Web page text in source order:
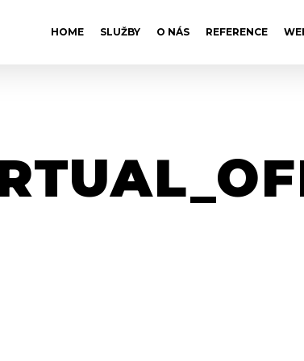
HOME SLUŽBY O NÁS REFERENCE